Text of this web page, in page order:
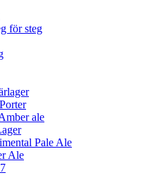
för steg
ale
Pale Ale
Ale